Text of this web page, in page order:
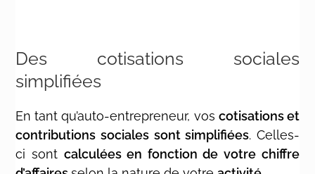
Des cotisations sociales
simplifiées
En tant qu’auto-entrepreneur, vos cotisations et
contributions sociales sont simplifiées. Celles-
ci sont calculées en fonction de votre chiffre